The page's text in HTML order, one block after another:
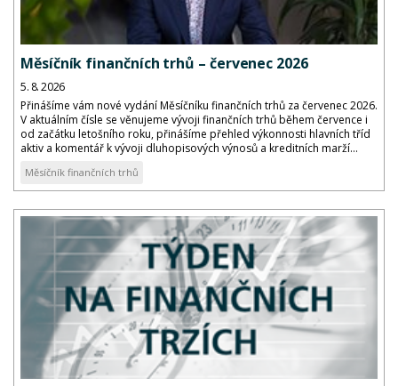
Měsíčník finančních trhů – červenec 2026
5. 8. 2026
Přinášíme vám nové vydání Měsíčníku finančních trhů za červenec 2026.
V aktuálním čísle se věnujeme vývoji finančních trhů během července i
od začátku letošního roku, přinášíme přehled výkonnosti hlavních tříd
aktiv a komentář k vývoji dluhopisových výnosů a kreditních marží...
Měsíčník finančních trhů